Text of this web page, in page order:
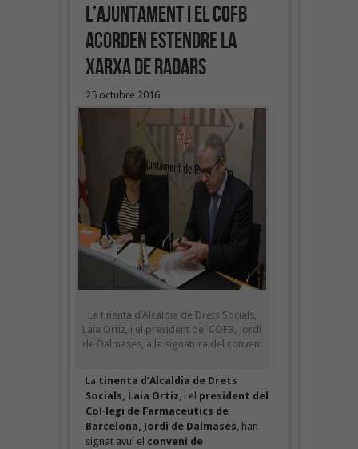
L’Ajuntament i el COFB
acorden estendre la
xarxa de Radars
25 octubre 2016
La tinenta d’Alcaldia de Drets Socials,
Laia Ortiz, i el president del COFB, Jordi
de Dalmases, a la signatura del conveni
La tinenta d’Alcaldia de Drets
Socials, Laia Ortiz , i el president del
Col·legi de Farmacèutics de
Barcelona, Jordi de Dalmases , han
signat avui el conveni de